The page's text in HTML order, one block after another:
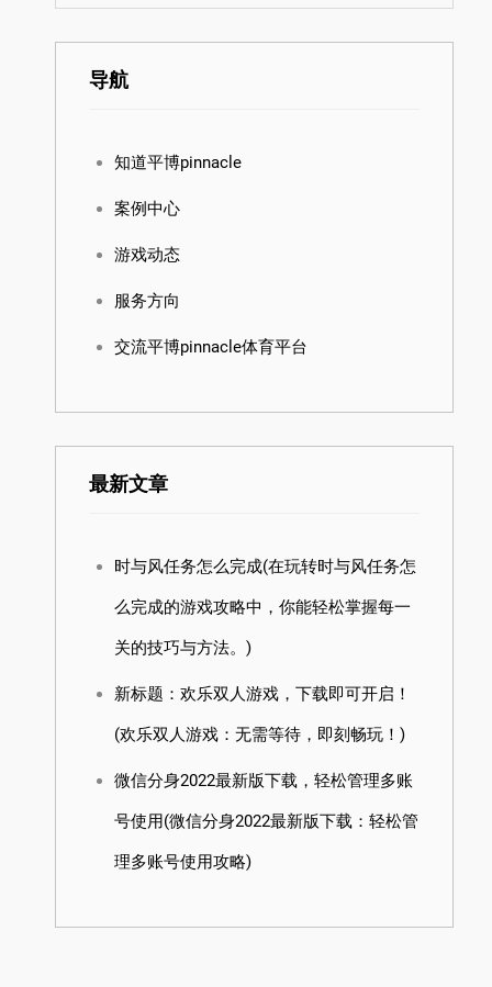
导航
知道平博pinnacle
案例中心
游戏动态
服务方向
交流平博pinnacle体育平台
最新文章
时与风任务怎么完成(在玩转时与风任务怎
么完成的游戏攻略中，你能轻松掌握每一
关的技巧与方法。)
新标题：欢乐双人游戏，下载即可开启！
(欢乐双人游戏：无需等待，即刻畅玩！)
微信分身2022最新版下载，轻松管理多账
号使用(微信分身2022最新版下载：轻松管
理多账号使用攻略)